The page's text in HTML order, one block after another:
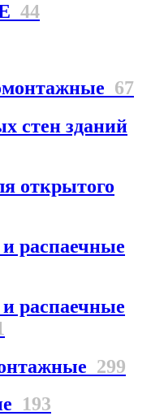
44
67
стен зданий
открытого
распаечные
распаечные
299
193